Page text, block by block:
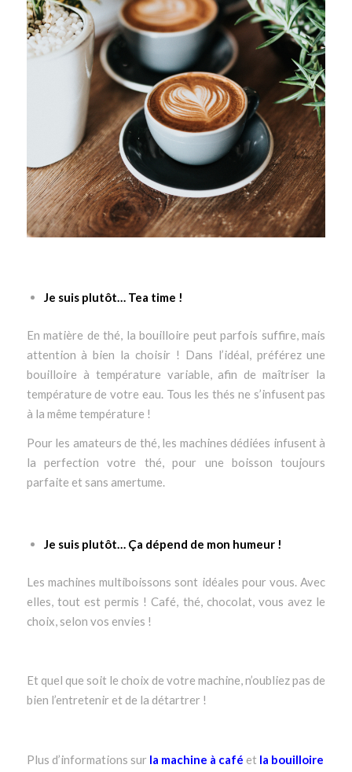
Je suis plutôt… Tea time !
En matière de thé, la bouilloire peut parfois suffire, mais
attention à bien la choisir ! Dans l’idéal, préférez une
bouilloire à température variable, afin de maîtriser la
température de votre eau. Tous les thés ne s’infusent pas
à la même température !
Pour les amateurs de thé, les machines dédiées infusent à
la perfection votre thé, pour une boisson toujours
parfaite et sans amertume.
Je suis plutôt… Ça dépend de mon humeur !
Les machines multiboissons sont idéales pour vous. Avec
elles, tout est permis ! Café, thé, chocolat, vous avez le
choix, selon vos envies !
Et quel que soit le choix de votre machine, n’oubliez pas de
bien l’entretenir et de la détartrer !
Plus d’informations sur la machine à café et la bouilloire